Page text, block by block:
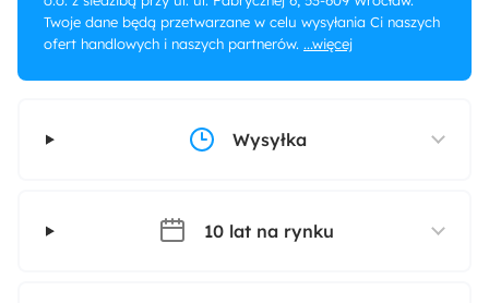
Twoje dane będą przetwarzane w celu wysyłania Ci naszych
ofert handlowych i naszych partnerów. ...więcej
Wysyłka
10 lat na rynku